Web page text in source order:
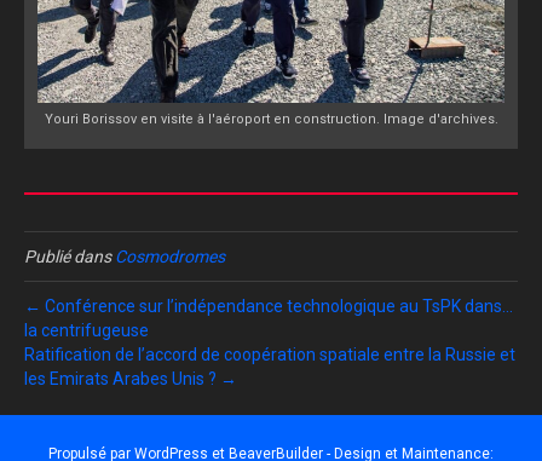
Youri Borissov en visite à l'aéroport en construction. Image d'archives.
Publié dansCosmodromes
← Conférence sur l’indépendance technologique au TsPK dans…
la centrifugeuse
Ratification de l’accord de coopération spatiale entre la Russie et
les Emirats Arabes Unis ? →
Propulsé par WordPress et BeaverBuilder - Design et Maintenance: